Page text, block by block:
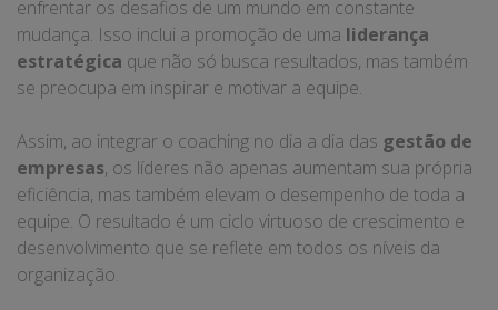
enfrentar os desafios de um mundo em constante
mudança. Isso inclui a promoção de uma liderança
estratégica que não só busca resultados, mas também
se preocupa em inspirar e motivar a equipe.
Assim, ao integrar o coaching no dia a dia das gestão de
empresas, os líderes não apenas aumentam sua própria
eficiência, mas também elevam o desempenho de toda a
equipe. O resultado é um ciclo virtuoso de crescimento e
desenvolvimento que se reflete em todos os níveis da
organização.